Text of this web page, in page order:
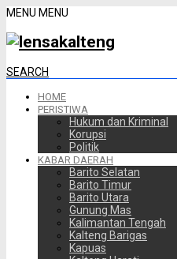
MENU MENU
SEARCH
HOME
PERISTIWA
Hukum dan Kriminal
Korupsi
Politik
KABAR DAERAH
Barito Selatan
Barito Timur
Barito Utara
Gunung Mas
Kalimantan Tengah
Kalteng Barigas
Kapuas